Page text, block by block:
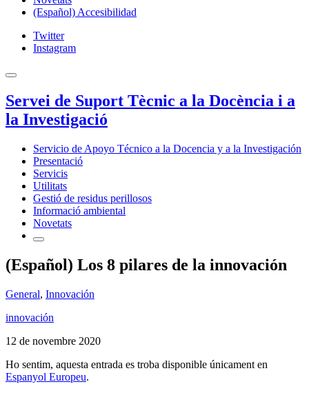
(Español) Accesibilidad
Twitter
Instagram
Servei de Suport Tècnic a la Docència i a
la Investigació
Servicio de Apoyo Técnico a la Docencia y a la Investigación
Presentació
Servicis
Utilitats
Gestió de residus perillosos
Informació ambiental
Novetats
(Español) Los 8 pilares de la innovación
General, Innovación
innovación
12 de novembre 2020
Ho sentim, aquesta entrada es troba disponible únicament en
Espanyol Europeu.